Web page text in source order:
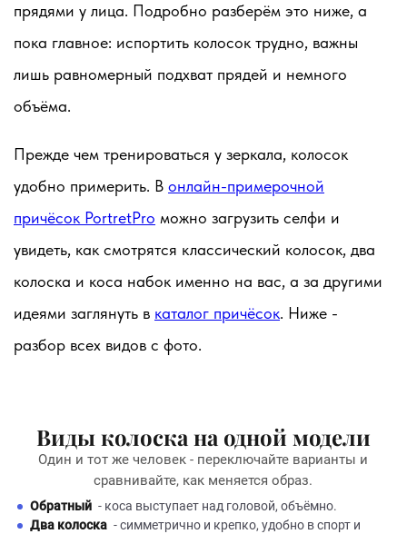
прядями у лица. Подробно разберём это ниже, а
пока главное: испортить колосок трудно, важны
лишь равномерный подхват прядей и немного
объёма.
Прежде чем тренироваться у зеркала, колосок
удобно примерить. В онлайн-примерочной
причёсок PortretPro можно загрузить селфи и
увидеть, как смотрятся классический колосок, два
колоска и коса набок именно на вас, а за другими
идеями заглянуть в каталог причёсок. Ниже -
разбор всех видов с фото.
Виды колоска на одной модели
Один и тот же человек - переключайте варианты и
сравнивайте, как меняется образ.
Обратный - коса выступает над головой, объёмно.
Два колоска - симметрично и крепко, удобно в спорт и